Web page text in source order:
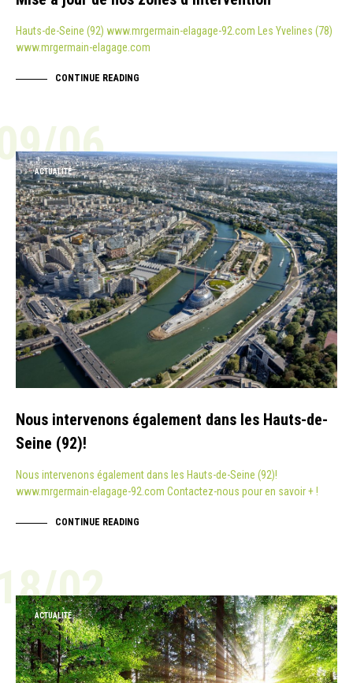
Hauts-de-Seine (92) www.mrgermain-elagage-92.com Les Yvelines (78)
www.mrgermain-elagage.com
CONTINUE READING
06
ACTUALITÉ
Nous intervenons également dans les Hauts-de-
Seine (92)!
Nous intervenons également dans les Hauts-de-Seine (92)!
www.mrgermain-elagage-92.com Contactez-nous pour en savoir + !
CONTINUE READING
02
ACTUALITÉ